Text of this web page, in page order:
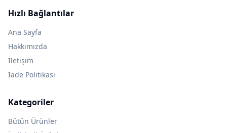
Hızlı Bağlantılar
Ana Sayfa
Hakkımızda
İletişim
İade Politikası
Kategoriler
Bütün Ürünler